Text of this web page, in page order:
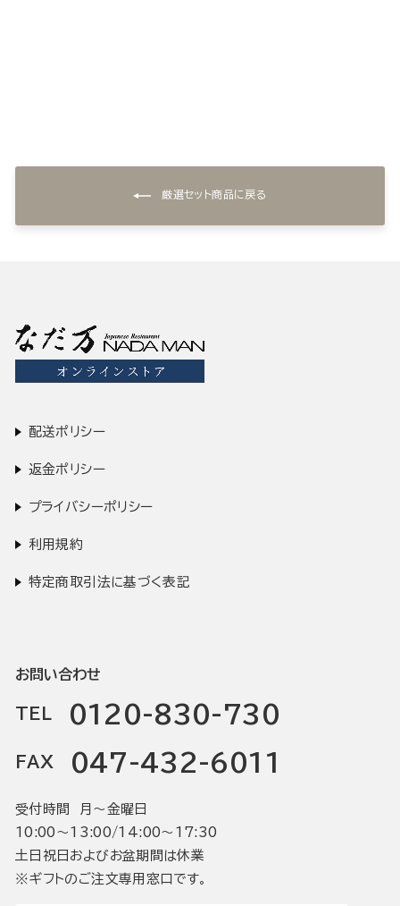
厳選セット商品に戻る
配送ポリシー
返金ポリシー
プライバシーポリシー
利用規約
特定商取引法に基づく表記
お問い合わせ
TEL 0120-830-730
FAX 047-432-6011
受付時間 月〜金曜日
10:00〜13:00/14:00〜17:30
土日祝日およびお盆期間は休業
※ギフトのご注文専用窓口です。